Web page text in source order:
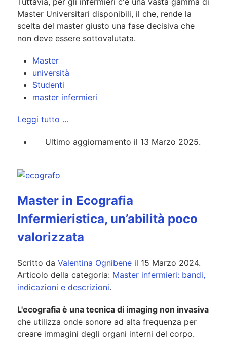
Master Universitari disponibili, il che, rende la
scelta del master giusto una fase decisiva che
non deve essere sottovalutata.
Master
università
Studenti
master infermieri
Leggi tutto …
Ultimo aggiornamento il 13 Marzo 2025.
Master in Ecografia
Infermieristica, un’abilità poco
valorizzata
Scritto da Valentina Ognibene il 15 Marzo 2024.
Articolo della categoria: Master infermieri: bandi,
indicazioni e descrizioni.
L'ecografia è una tecnica di imaging non invasiva
che utilizza onde sonore ad alta frequenza per
creare immagini degli organi interni del corpo.